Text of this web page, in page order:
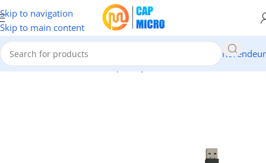
Skip to navigation
Skip to main content
Revendeur
Accueil/INFORMATIQUE/Périphériques/Claviers & Souris